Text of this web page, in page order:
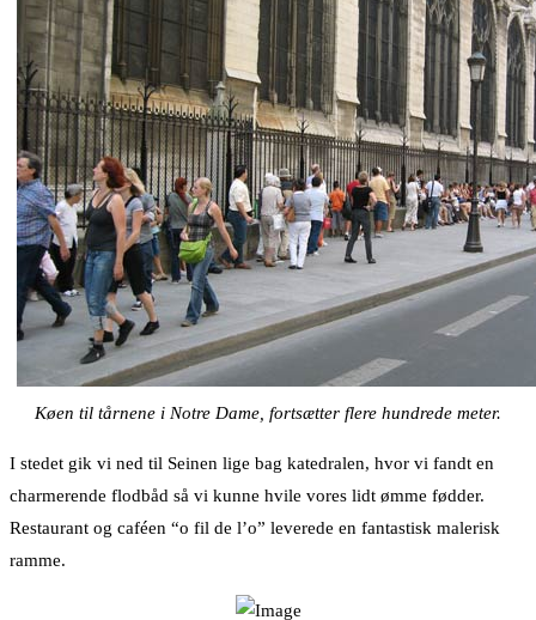
Køen til tårnene i Notre Dame, fortsætter flere hundrede meter.
I stedet gik vi ned til Seinen lige bag katedralen, hvor vi fandt en
charmerende flodbåd så vi kunne hvile vores lidt ømme fødder.
Restaurant og caféen “o fil de l’o” leverede en fantastisk malerisk
ramme.